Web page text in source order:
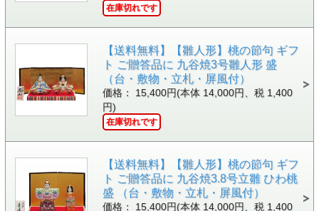
在庫切れです
【送料無料】【雛人形】桃の節句 ギフ
ト ご贈答品に 九谷焼3号雛人形 盛
（台・敷物・立札・屏風付）
価格： 15,400円(本体 14,000円、税 1,400
円)
在庫切れです
【送料無料】【雛人形】桃の節句 ギフ
ト ご贈答品に 九谷焼3.8号立雛 ひわ桃
盛 （台・敷物・立札・屏風付）
価格： 15,400円(本体 14,000円、税 1,400